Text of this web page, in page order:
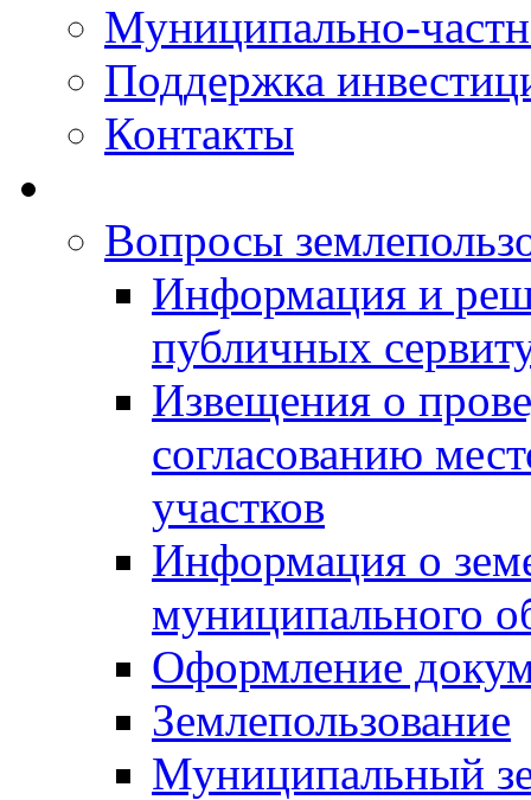
Муниципально-
Поддержка
Контакты
Вопросы
Информация и
публичных
Извещения о
согласованию
участков
Информация о
муниципального
Оформление
Землепользование
Муниципальный